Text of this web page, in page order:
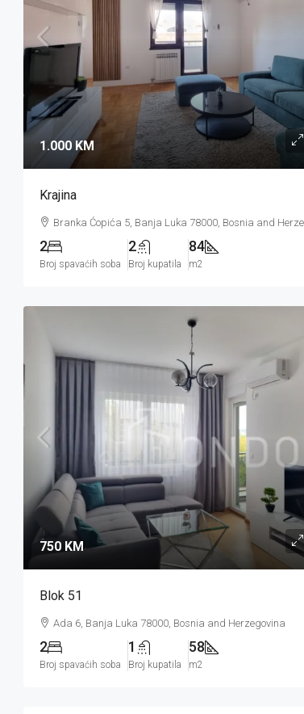
1.000 KM
Krajina
Branka Ćopića 5, Banja Luka 78000, Bosnia and
2
Broj spavaćih soba
2
Broj kupatila
84
m2
750 KM
Blok 51
Ada 6, Banja Luka 78000, Bosnia and Herzegovina
2
Broj spavaćih soba
1
Broj kupatila
58
m2